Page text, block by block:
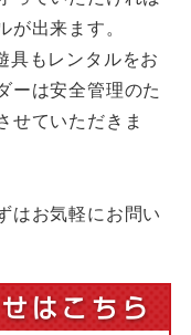
が出来ます。
具もレンタルをお
ーは安全管理のた
せていただきま
はお気軽にお問い